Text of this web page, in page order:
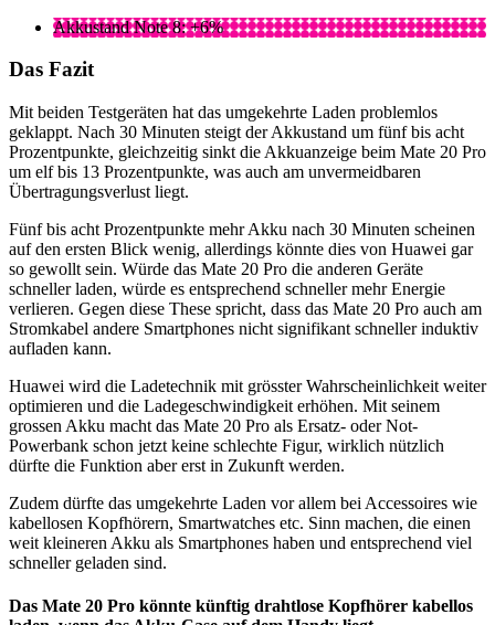
Akkustand Note 8: +6%
Das Fazit
Mit beiden Testgeräten hat das umgekehrte Laden problemlos
geklappt. Nach 30 Minuten steigt der Akkustand um fünf bis acht
Prozentpunkte, gleichzeitig sinkt die Akkuanzeige beim Mate 20 Pro
um elf bis 13 Prozentpunkte, was auch am unvermeidbaren
Übertragungsverlust liegt.
Fünf bis acht Prozentpunkte mehr Akku nach 30 Minuten scheinen
auf den ersten Blick wenig, allerdings könnte dies von Huawei gar
so gewollt sein. Würde das Mate 20 Pro die anderen Geräte
schneller laden, würde es entsprechend schneller mehr Energie
verlieren. Gegen diese These spricht, dass das Mate 20 Pro auch am
Stromkabel andere Smartphones nicht signifikant schneller induktiv
aufladen kann.
Huawei wird die Ladetechnik mit grösster Wahrscheinlichkeit weiter
optimieren und die Ladegeschwindigkeit erhöhen. Mit seinem
grossen Akku macht das Mate 20 Pro als Ersatz- oder Not-
Powerbank schon jetzt keine schlechte Figur, wirklich nützlich
dürfte die Funktion aber erst in Zukunft werden.
Zudem dürfte das umgekehrte Laden vor allem bei Accessoires wie
kabellosen Kopfhörern, Smartwatches etc. Sinn machen, die einen
weit kleineren Akku als Smartphones haben und entsprechend viel
schneller geladen sind.
Das Mate 20 Pro könnte künftig drahtlose Kopfhörer kabellos